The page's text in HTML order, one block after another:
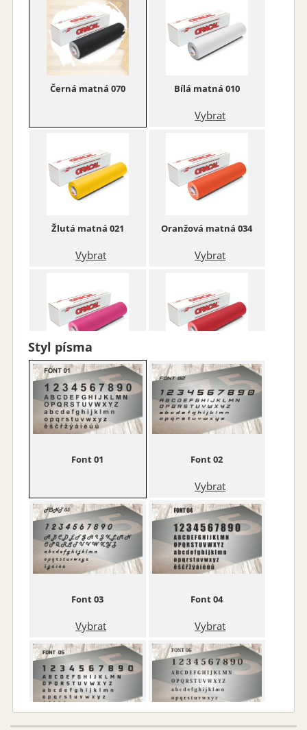
Černá matná 070 Bílá matná 010
Vybrat
Žlutá matná 021
Vybrat
Oranžová matná 034
Vybrat
Růžová matná 041
Vybrat
Červená matná 031
Vybrat
Fialová matná 043
Vybrat
Královská modř matná
049
Vybrat
Dopravní modrá matná
057
Vybrat
Světle modrá matná 053
Vybrat
Styl písma
Font 01 Font 02
Vybrat
Font 03
Vybrat
Font 04
Vybrat